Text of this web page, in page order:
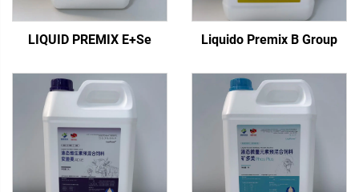
LIQUID PREMIX E+Se Liquido Premix B Group